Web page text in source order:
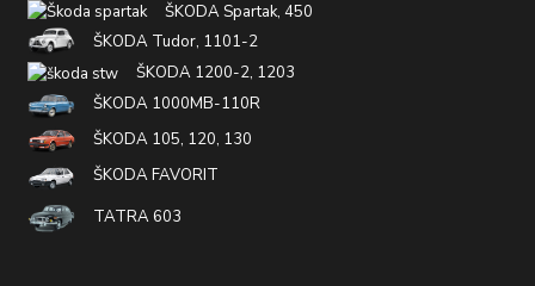
ŠKODA Spartak, 450
ŠKODA Tudor, 1101-2
ŠKODA 1200-2, 1203
ŠKODA 1000MB-110R
ŠKODA 105, 120, 130
ŠKODA FAVORIT
TATRA 603